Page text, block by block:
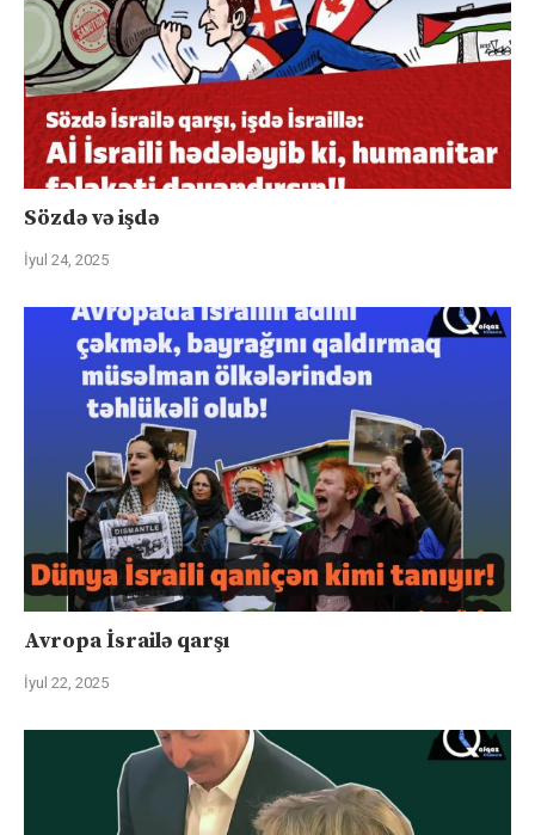
Sözdə və işdə
İyul 24, 2025
Avropa İsrailə qarşı
İyul 22, 2025